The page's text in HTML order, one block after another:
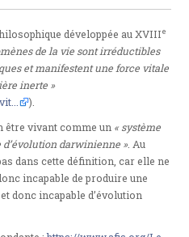
développée au XVIIIe
de la vie sont irréductibles
et manifestent une force vitale
inerte »
).
être vivant comme un « système
darwinienne ». Au
dans cette définition, car elle ne
incapable de produire une
donc incapable d’évolution